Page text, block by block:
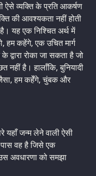
ऐसे व्यक्ति के प्रति आकर्षण
की आवश्यकता नहीं होती
यह एक निश्चित अर्थ में
हम कहेंगे, एक उचित मार्ग
द्वारा रोका जा सकता है जो
नहीं है। हालाँकि, बुनियादी
जैसा, हम कहेँगे, चुंबक और
यहाँ जन्म लेने वाली ऐसी
पास वह है जिसे एक
अवधारणा को समझा